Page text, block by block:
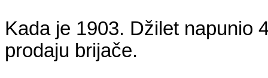
Kada je 1903. Džilet napunio
prodaju brijače.